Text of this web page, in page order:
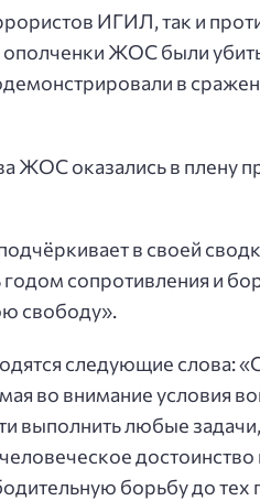
ИГИЛ, так и
ополченки ЖОС были
в
ЖОС оказались в плену
в своей
годом сопротивления и
свободу».
следующие слова:
во внимание условия
выполнить любые
борьбу до тех